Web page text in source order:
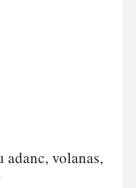
adanc, volanas,